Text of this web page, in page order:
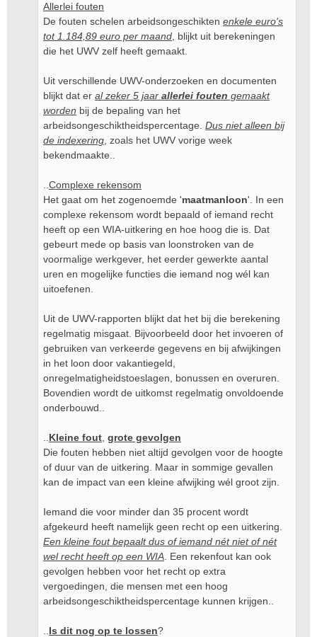
Allerlei fouten
De fouten schelen arbeidsongeschikten enkele euro's
tot 1.184,89 euro per maand , blijkt uit berekeningen
die het UWV zelf heeft gemaakt.
Uit verschillende UWV-onderzoeken en documenten
blijkt dat er al zeker 5 jaar allerlei fouten gemaakt
worden bij de bepaling van het
arbeidsongeschiktheidspercentage. Dus niet alleen bij
de indexering , zoals het UWV vorige week
bekendmaakte..
Complexe rekensom
Het gaat om het zogenoemde 'maatmanloon'. In een
complexe rekensom wordt bepaald of iemand recht
heeft op een WIA-uitkering en hoe hoog die is. Dat
gebeurt mede op basis van loonstroken van de
voormalige werkgever, het eerder gewerkte aantal
uren en mogelijke functies die iemand nog wél kan
uitoefenen.
Uit de UWV-rapporten blijkt dat het bij die berekening
regelmatig misgaat. Bijvoorbeeld door het invoeren of
gebruiken van verkeerde gegevens en bij afwijkingen
in het loon door vakantiegeld,
onregelmatigheidstoeslagen, bonussen en overuren.
Bovendien wordt de uitkomst regelmatig onvoldoende
onderbouwd..
Kleine fout grote gevolgen
Die fouten hebben niet altijd gevolgen voor de hoogte
of duur van de uitkering. Maar in sommige gevallen
kan de impact van een kleine afwijking wél groot zijn.
Iemand die voor minder dan 35 procent wordt
afgekeurd heeft namelijk geen recht op een uitkering.
Een kleine fout bepaalt dus of iemand nét niet of nét
wel recht heeft op een WIA . Een rekenfout kan ook
gevolgen hebben voor het recht op extra
vergoedingen, die mensen met een hoog
arbeidsongeschiktheidspercentage kunnen krijgen..
Is dit nog op te lossen?